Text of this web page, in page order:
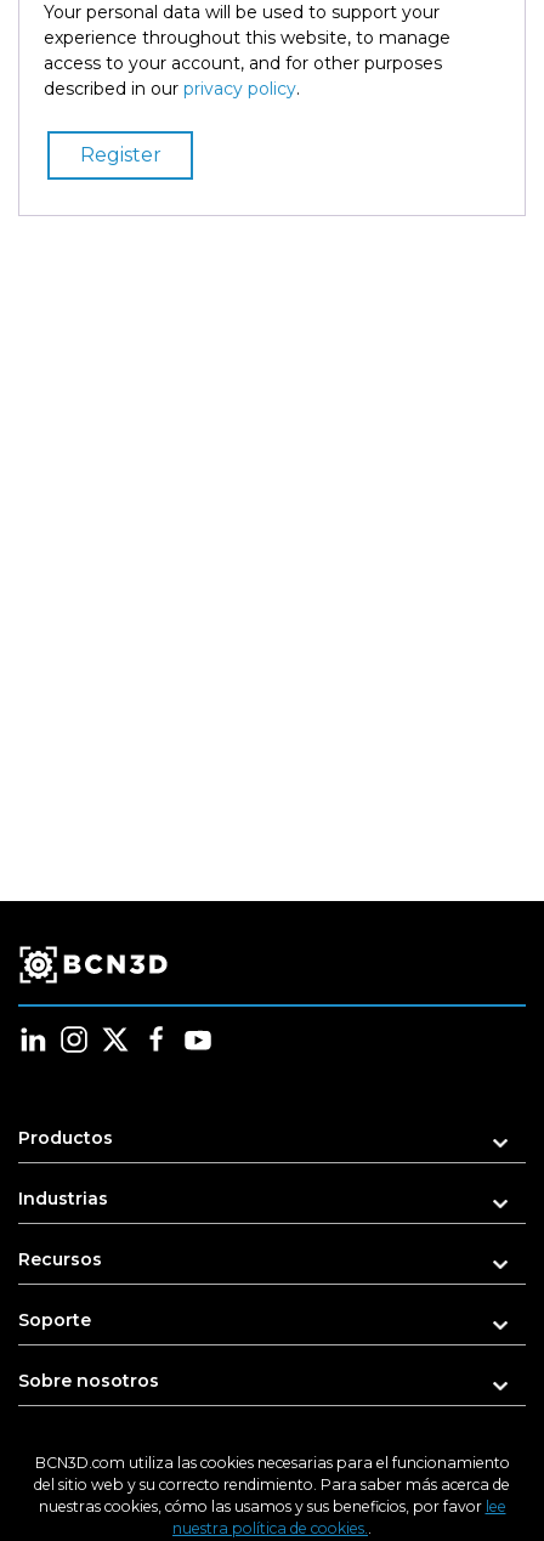
Your personal data will be used to support your
experience throughout this website, to manage
access to your account, and for other purposes
described in our privacy policy.
Register
Productos
Industrias
Recursos
Soporte
Sobre nosotros
Introduce tu e-mail para recibir novedades
BCN3D.com utiliza las cookies necesarias para el funcionamiento
del sitio web y su correcto rendimiento. Para saber más acerca de
nuestras cookies, cómo las usamos y sus beneficios, por favor lee
nuestra política de cookies..